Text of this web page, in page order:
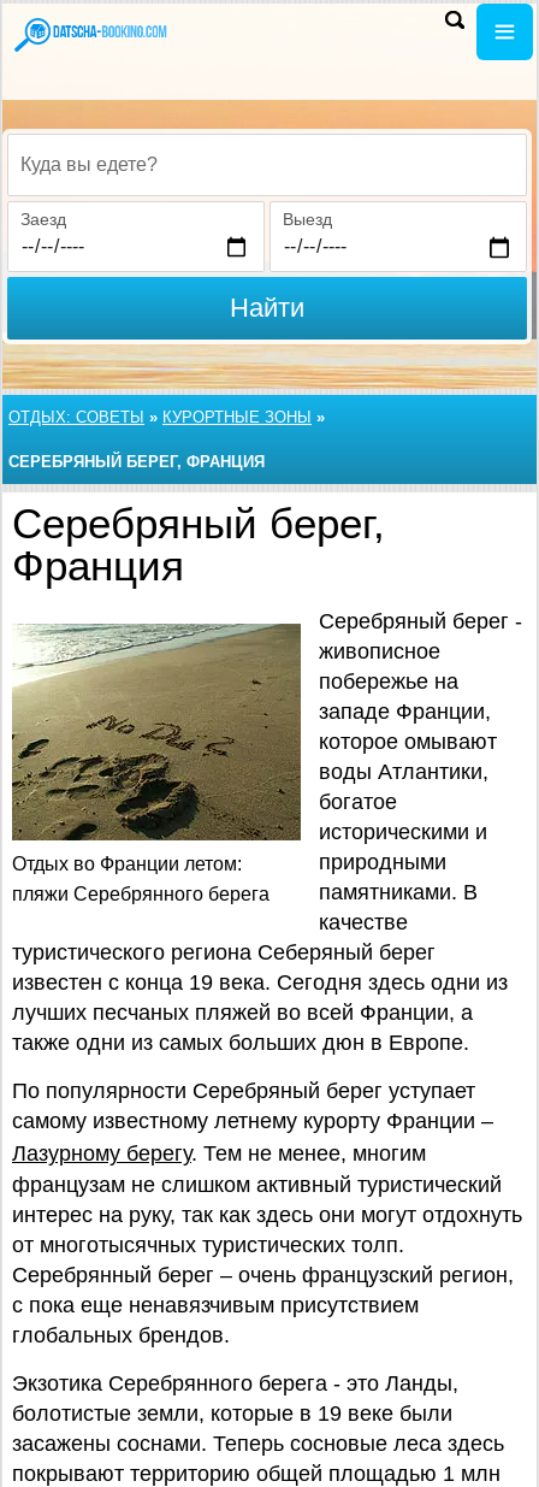
Куда вы едете?
Заезд Выезд
Найти
ОТДЫХ: СОВЕТЫ » КУРОРТНЫЕ ЗОНЫ »
СЕРЕБРЯНЫЙ БЕРЕГ, ФРАНЦИЯ
Серебряный берег,
Франция
Отдых во Франции летом:
пляжи Серебрянного берега
Серебряный берег -
живописное
побережье на
западе Франции,
которое омывают
воды Атлантики,
богатое
историческими и
природными
памятниками. В
качестве
туристического региона Себеряный берег
известен с конца 19 века. Сегодня здесь одни из
лучших песчаных пляжей во всей Франции, а
также одни из самых больших дюн в Европе.
По популярности Серебряный берег уступает
самому известному летнему курорту Франции –
Лазурному берегу. Тем не менее, многим
французам не слишком активный туристический
интерес на руку, так как здесь они могут отдохнуть
от многотысячных туристических толп.
Серебрянный берег – очень французский регион,
с пока еще ненавязчивым присутствием
глобальных брендов.
Экзотика Серебрянного берега - это Ланды,
болотистые земли, которые в 19 веке были
засажены соснами. Теперь сосновые леса здесь
покрывают территорию общей площадью 1 млн